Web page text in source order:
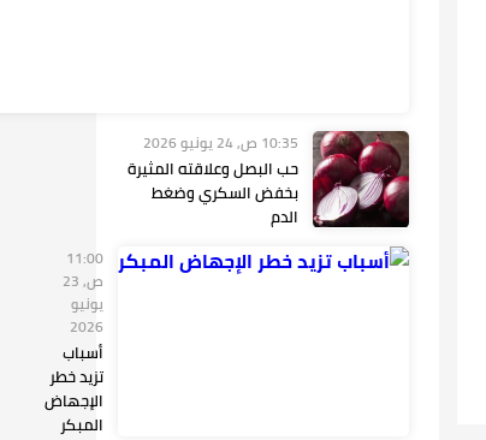
10:35 ص, 24 يونيو 2026
حب البصل وعلاقته المثيرة
بخفض السكري وضغط
الدم
11:00
ص, 23
يونيو
2026
أسباب
تزيد خطر
الإجهاض
المبكر